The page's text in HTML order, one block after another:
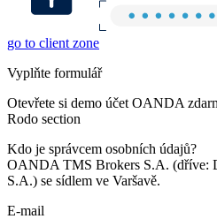
go to client zone
Vyplňte formulář
Otevřete si demo účet OANDA
Rodo section
Kdo je správcem osobních údajů?
OANDA TMS Brokers S.A. (dříve:
S.A.) se sídlem ve Varšavě.
E-mail